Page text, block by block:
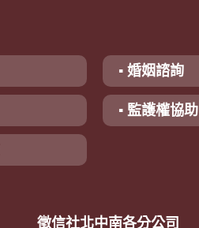
▪ 婚姻諮詢
▪ 監護權協助
徵信社北中南各分公司